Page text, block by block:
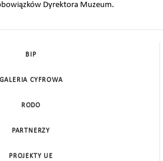
Dyrektora Muzeum.
BIP
GALERIA CYFROWA
RODO
PARTNERZY
PROJEKTY UE